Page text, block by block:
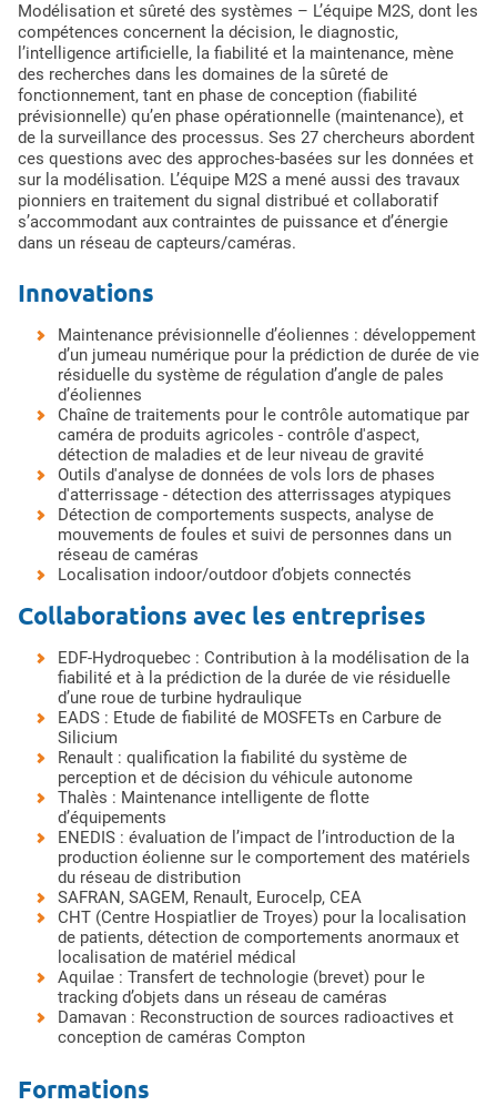
Modélisation et sûreté des systèmes – L’équipe M2S, dont les
compétences concernent la décision, le diagnostic,
l’intelligence artificielle, la fiabilité et la maintenance, mène
des recherches dans les domaines de la sûreté de
fonctionnement, tant en phase de conception (fiabilité
prévisionnelle) qu’en phase opérationnelle (maintenance), et
de la surveillance des processus. Ses 27 chercheurs abordent
ces questions avec des approches basées sur les données et
sur la modélisation. L’équipe M2S a mené aussi des travaux
pionniers en traitement du signal distribué et collaboratif
s’accommodant aux contraintes de puissance et d’énergie
dans un réseau de capteurs/caméras.
Innovations
Maintenance prévisionnelle d’éoliennes : développement
d’un jumeau numérique pour la prédiction de durée de vie
résiduelle du système de régulation d’angle de pales
d’éoliennes
Chaîne de traitements pour le contrôle automatique par
caméra de produits agricoles - contrôle d'aspect,
détection de maladies et de leur niveau de gravité
Outils d'analyse de données de vols lors de phases
d'atterrissage - détection des atterrissages atypiques
Détection de comportements suspects, analyse de
mouvements de foules et suivi de personnes dans un
réseau de caméras
Localisation indoor/outdoor d’objets connectés
Collaborations avec les entreprises
EDF-Hydroquebec : Contribution à la modélisation de la
fiabilité et à la prédiction de la durée de vie résiduelle
d’une roue de turbine hydraulique
EADS : Etude de fiabilité de MOSFETs en Carbure de
Silicium
Renault : qualification la fiabilité du système de
perception et de décision du véhicule autonome
Thalès : Maintenance intelligente de flotte
d’équipements
ENEDIS : évaluation de l’impact de l’introduction de la
production éolienne sur le comportement des matériels
du réseau de distribution
SAFRAN, SAGEM, Renault, Eurocelp, CEA
CHT (Centre Hospiatlier de Troyes) pour la localisation
de patients, détection de comportements anormaux et
localisation de matériel médical
Aquilae : Transfert de technologie (brevet) pour le
tracking d’objets dans un réseau de caméras
Damavan : Reconstruction de sources radioactives et
conception de caméras Compton
Formations